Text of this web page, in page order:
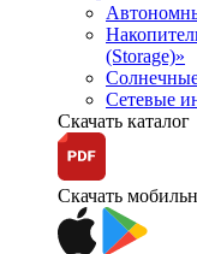
(Storage)»
Сетевые
Скачать каталог
Скачать